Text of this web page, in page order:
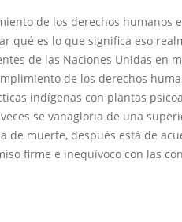
de los derechos humanos
qué es lo que significa eso
de las Naciones Unidas en
de los derechos
indígenas con plantas
se vanagloria de una
de muerte, después está de
firme e inequívoco con las